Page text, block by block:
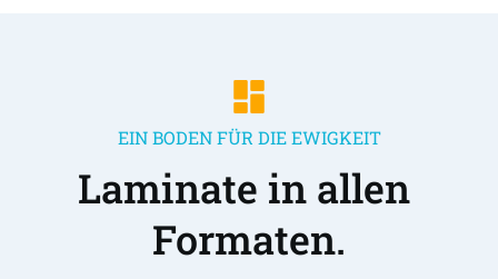
EIN BODEN FÜR DIE EWIGKEIT
Laminate in allen
Formaten.